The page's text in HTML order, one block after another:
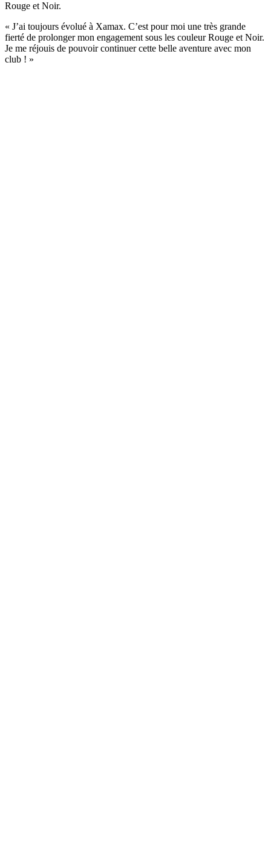
Rouge et Noir.
« J’ai toujours évolué à Xamax. C’est pour moi une très grande
fierté de prolonger mon engagement sous les couleur Rouge et Noir.
Je me réjouis de pouvoir continuer cette belle aventure avec mon
club ! »